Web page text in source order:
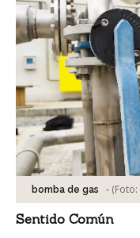
bomba de gas - (Foto:
Sentido Común